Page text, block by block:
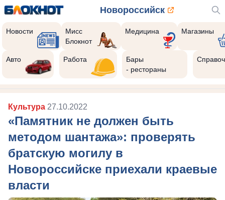
Новороссийск
Новости
Мисс
Блокнот
Медицина Магазины
Авто Работа
Бары
- рестораны
Культура 27.10.2022
«Памятник не должен быть
методом шантажа»: проверять
братскую могилу в
Новороссийске приехали краевые
власти